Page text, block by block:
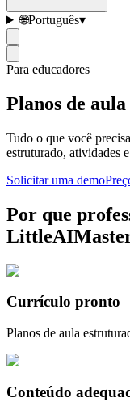
🌐Português▾
Para educadores
Planos de
Tudo o que você
estruturado, atividades
Solicitar uma demo
Por que
Currículo pronto
Planos de aula
Conteúdo